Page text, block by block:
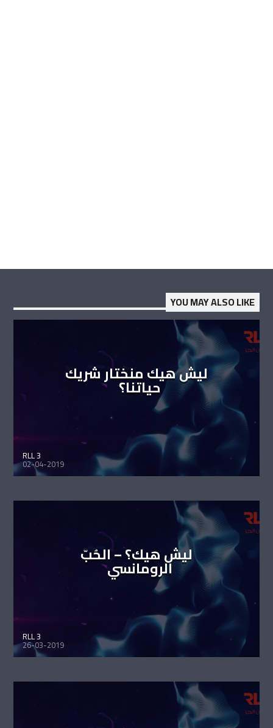
YOU MAY ALSO LIKE
ليش هيك منختار شريك
حياتنا؟
RLL 3
02-04-2019
ليش هيك؟ – الحُبّ
الرومانسي
RLL 3
26-03-2019